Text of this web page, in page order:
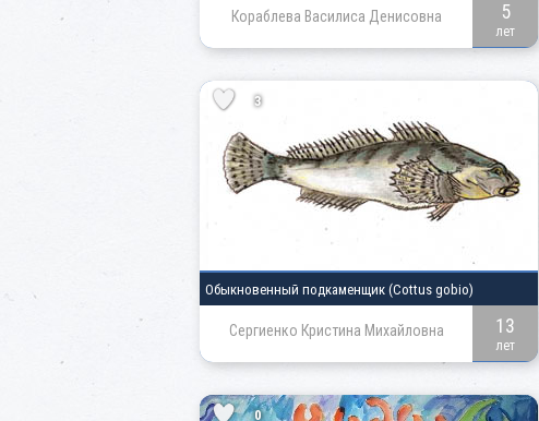
Кораблева Василиса Денисовна 5
лет
3
Обыкновенный подкаменщик (Cottus gobio)
Сергиенко Кристина Михайловна 13
лет
0